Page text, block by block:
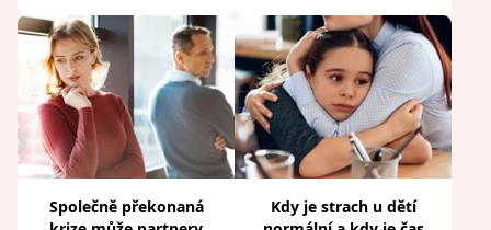
Společně překonaná
Kdy je strach u dětí